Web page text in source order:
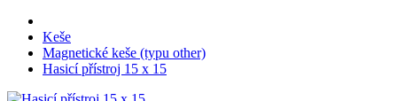
Keše
Magnetické keše (typu other)
Hasicí přístroj 15 x 15